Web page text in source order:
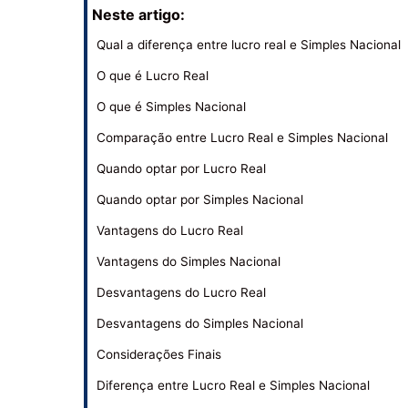
Neste artigo:
Qual a diferença entre lucro real e Simples Nacional
O que é Lucro Real
O que é Simples Nacional
Comparação entre Lucro Real e Simples Nacional
Quando optar por Lucro Real
Quando optar por Simples Nacional
Vantagens do Lucro Real
Vantagens do Simples Nacional
Desvantagens do Lucro Real
Desvantagens do Simples Nacional
Considerações Finais
Diferença entre Lucro Real e Simples Nacional